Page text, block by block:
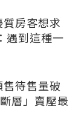
房客想求
遇到這種一
待售量破
層」賣壓最